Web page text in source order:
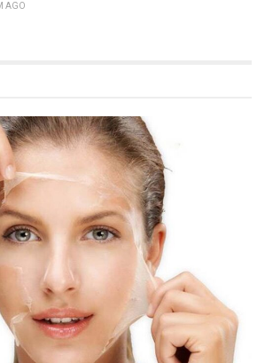
chu trình dưỡng, phục hồi da đúng
Peel da tại nhà là gì?
AGO